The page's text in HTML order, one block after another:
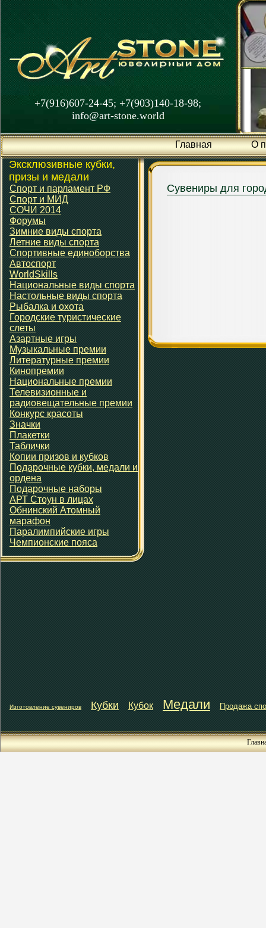
+7(916)607-24-45; +7(903)140-18-98;
info@art-stone.world
Главная О
Эксклюзивные кубки,
призы и медали
Спорт и парламент РФ
Спорт и МИД
СОЧИ 2014
Форумы
Зимние виды спорта
Летние виды спорта
Спортивные единоборства
Автоспорт
WorldSkills
Национальные виды спорта
Настольные виды спорта
Рыбалка и охота
Городские туристические
слеты
Азартные игры
Музыкальные премии
Литературные премии
Кинопремии
Национальные премии
Телевизионные и
радиовещательные премии
Конкурс красоты
Значки
Плакетки
Таблички
Копии призов и кубков
Подарочные кубки, медали и
ордена
Подарочные наборы
АРТ Стоун в лицах
Обнинский Атомный
марафон
Паралимпийские игры
Чемпионские пояса
Сувениры для
Изготовление сувениров Кубки Кубок Медали Продажа